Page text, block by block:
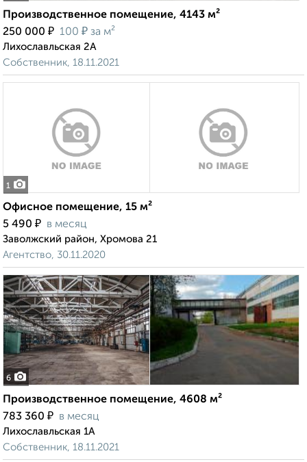
Производственное помещение, 4143 м²
250 000 ₽ 100 ₽ за м²
Лихославльская 2А
Собственник, 18.11.2021
1
Офисное помещение, 15 м²
5 490 ₽ в месяц
Заволжский район, Хромова 21
Агентство, 30.11.2020
6
Производственное помещение, 4608 м²
783 360 ₽ в месяц
Лихославльская 1А
Собственник, 18.11.2021